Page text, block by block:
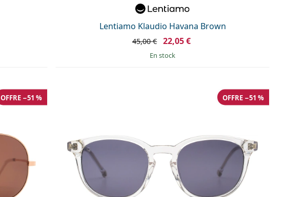
Lentiamo Klaudio Havana Brown
45,00 € 22,05 €
en stock
OFFRE −51 % OFFRE −51 %